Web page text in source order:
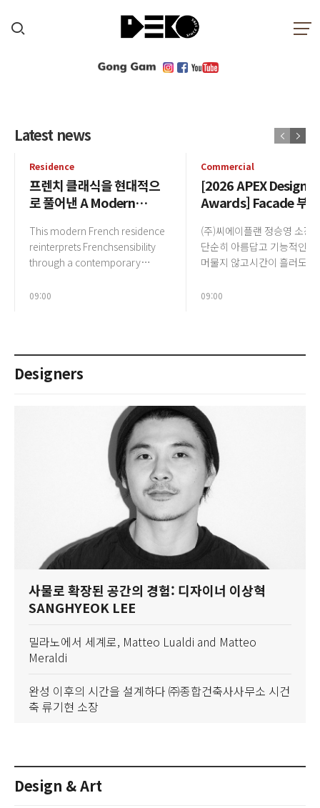
[2026 APEX Design
Awards] Hotel & Resort 부
문 수상작 | 소노캄 경주 |
NONE SPACE
왼쪽부터 NONE SPACE 신중배 소장, 차호현 팀장 이현석디자인을 함에 있
어서 우리의 취향을 강요하기보다는공간의 성격과 특성에 집중합니다.마
서 풀어내는 역할을 하고자 합니다.- 디자이너 신중배과거의 유산과 오늘
의 감각을 조화롭게연결하며, 머무름을 하나의 깊이 있는경험으로 완성한
모던...
더보기
Latest news
Residence
프렌치 클래식을 현대적으
로 풀어낸 A Modern
This modern French residence
reinterprets Frenchsensibility
through a contemporary
combiningsymmetrical
residenc...
09:00
Commercial
[2026 APEX Design
Awards] Facade 부
오피스 청담센터 | (주)
이플랜
(주)씨에이플랜 정승영 소장
단순히 아름답고 기능적인
머물지 않고시간이 흘러도
현실, 디지털과 물리적 실재
가능성으로 바꾼 데이터 기
09:00
Designers
사물로 확장된 공간의 경험: 디자이너 이상혁
SANGHYEOK LEE
밀라노에서 세계로, Matteo Lualdi and Matteo
Meraldi
완성 이후의 시간을 설계하다 ㈜종합건축사사무소 시건
축 류기현 소장
Design & Art